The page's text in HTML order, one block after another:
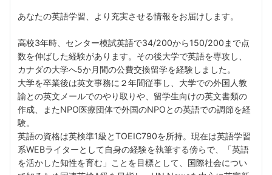
あなたの英語学習、より充実させる情報をお届けします。
高校3年時、センター模試英語で34/200から150/200まで点
数を伸ばした経験があります。その後大学で英語を専攻し、
カナダの大学へ5か月間の公費交換留学を経験しました。
大学を卒業後は英文事務に２年間従事し、大学での外国人教
諭との英文メールでのやり取りや、留学生向けの英文書類の
作成、またNPO医療団体で外国のNPOとの英語での調節を経
験。
英語の資格は英検準1級とTOEIC790を所持。現在は英語学習
系WEBライターとして自身の経験を執筆する傍らで、「英語
を活かした知性を育む」ことを目標として、国際社会につい